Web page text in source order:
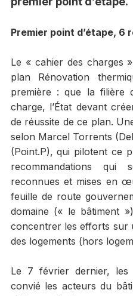
Premier point d’étape, 6
Le « cahier des charges
plan Rénovation
première : que la filière
charge, l’État devant
de réussite de ce plan.
selon Marcel Torrents
(Point.P), qui pilotent ce
recommandations qui
reconnues et mises en
feuille de route
domaine (« le bâtiment
concentrer les efforts sur
des logements (hors
Le 7 février dernier,
convié les acteurs du